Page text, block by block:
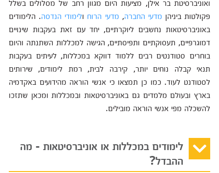
ואוניברסיטת בר אילן, מציעות היום מגוון רחב של מסלולים בשלל
פקולטות ביניהן מדעי החברה, מדעי הרוח ולימודי הנדסה. הלימודים
באוניברסיטאות נחשבים ליוקרתיים, יחד עם זאת בעקבות שינויים
דמוגרפיים, תעסוקתיים ותפיסתיים, הגישה למכללות השתנתה והיום
בוחרים סטודנטים רבים ללמוד דווקא במכללות, לעיתים בעקבות
תנאי קבלה נוחים יותר, קירבה לבית, רמת לימודים, שירותים
לסטודנט לעוד. כמו כן תמצאו כי אנשי הוראה מהידועים באקדמיה
בארץ ובעולם מלמדים גם באוניברסיטאות ובמכללות ומכאן שתזכו
להשכלה מפי אנשי הוראה מובילים.
לימודים במכללות או אוניברסיטאות - מה
ההבדל?